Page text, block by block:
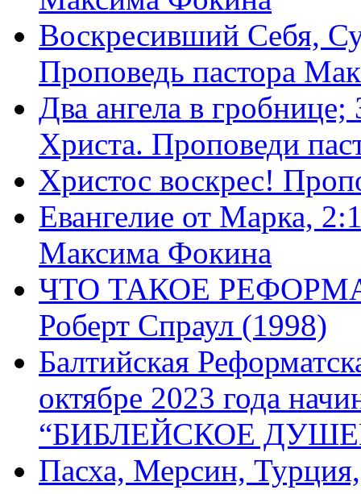
Воскресивший Себя,
Проповедь пастора
Два ангела в
Христа. Проповеди
Христос воскрес!
Евангелие от Марка,
Максима Фокина
ЧТО ТАКОЕ
Роберт Спраул (1998)
Балтийская
октябре 2023 года
“БИБЛЕЙСКОЕ
Пасха, Мерсин,